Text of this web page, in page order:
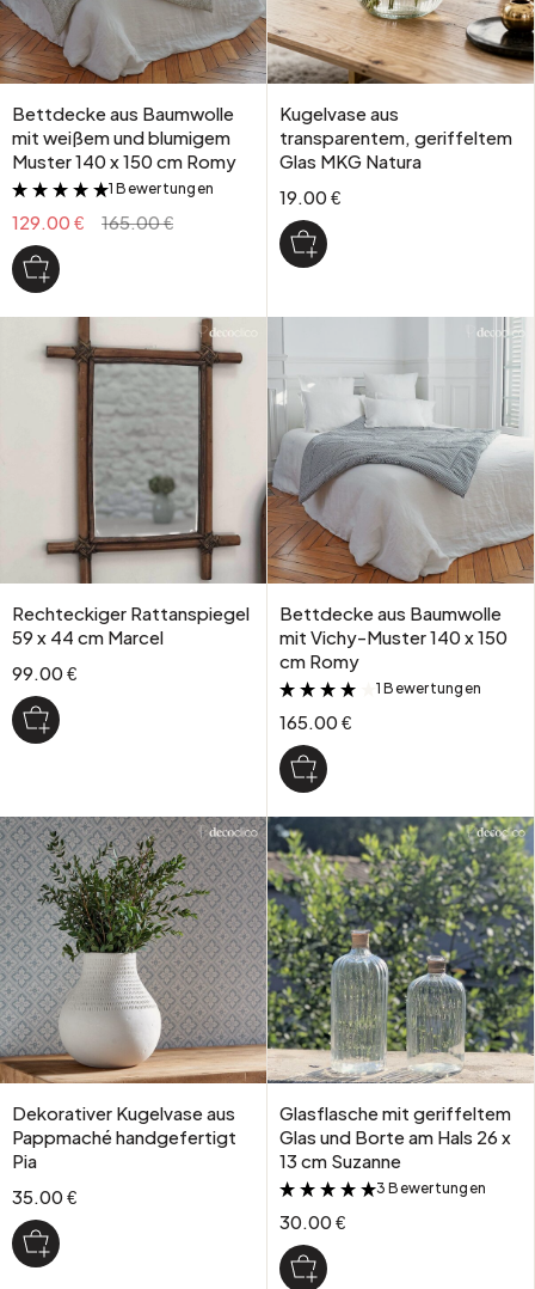
Bettdecke aus Baumwolle
mit weißem und blumigem
Muster 140 x 150 cm Romy
&
1 Bewertungen
129.00 € 165.00 €
Kugelvase aus
transparentem, geriffeltem
Glas MKG Natura
19.00 €
Rechteckiger Rattanspiegel
59 x 44 cm Marcel
99.00 €
Bettdecke aus Baumwolle
mit Vichy-Muster 140 x 150
cm Romy
&
1 Bewertungen
165.00 €
Dekorativer Kugelvase aus
Pappmaché handgefertigt
Pia
35.00 €
Glasflasche mit geriffeltem
Glas und Borte am Hals 26 x
13 cm Suzanne
&
3 Bewertungen
30.00 €